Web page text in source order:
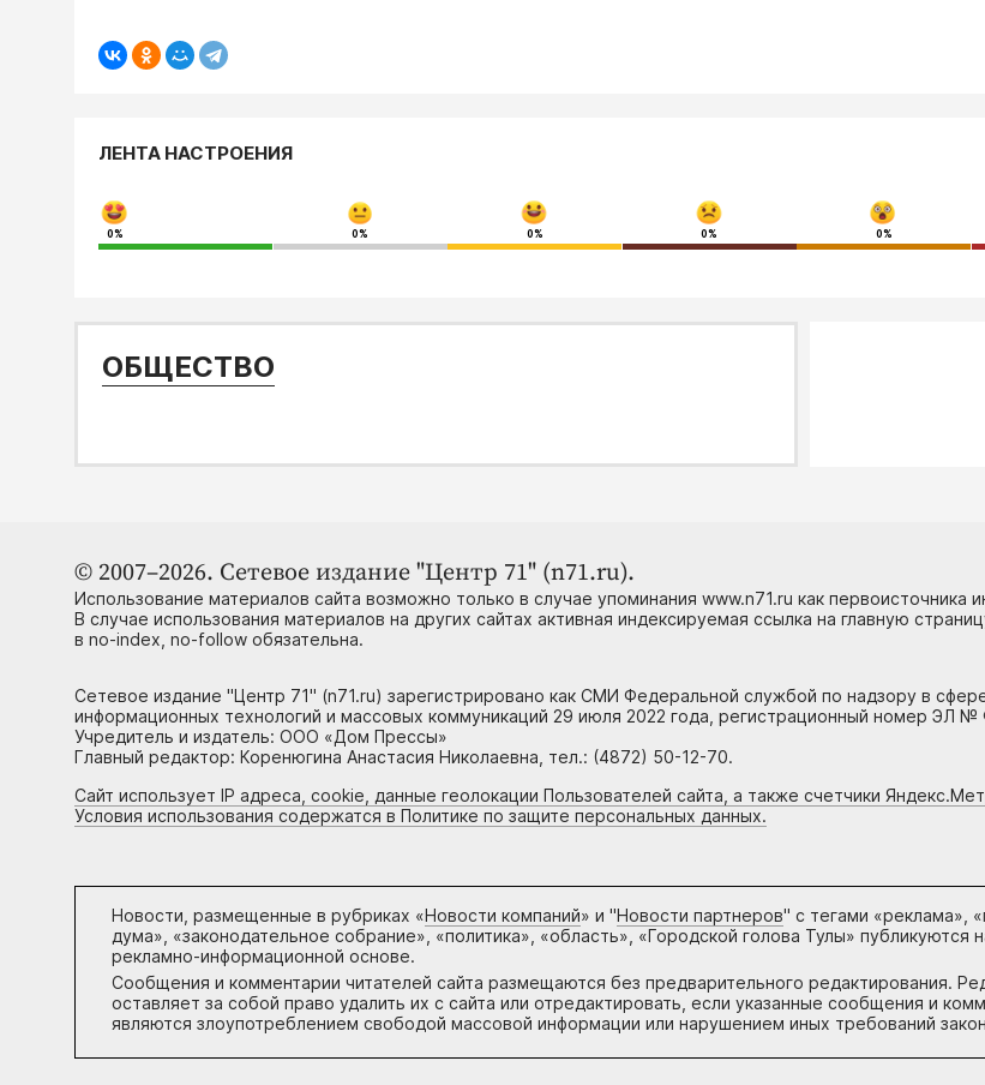
ЛЕНТА НАСТРОЕНИЯ
0% 0% 0% 0% 0%
ОБЩЕСТВО
© 2007–2026. Сетевое издание "Центр 71" (n71.ru).
Использование материалов сайта возможно только в случае упоминания www.n71.ru как первоисточника
В случае использования материалов на других сайтах активная индексируемая ссылка на главную
в no-index, no-follow обязательна.
Сетевое издание "Центр 71" (n71.ru) зарегистрировано как СМИ Федеральной службой по надзору в сфере
информационных технологий и массовых коммуникаций 29 июля 2022 года, регистрационный номер ЭЛ
Учредитель и издатель: ООО «Дом Прессы»
Главный редактор: Коренюгина Анастасия Николаевна, тел.: (4872) 50-12-70.
Сайт использует IP адреса, cookie, данные геолокации Пользователей сайта, а также счетчики
Условия использования содержатся в Политике по защите персональных данных.
Новости, размещенные в рубриках «Новости компаний» и "Новости партнеров" с тегами «реклама»,
дума», «законодательное собрание», «политика», «область», «Городской голова Тулы» публикуются
рекламно-информационной основе.
Сообщения и комментарии читателей сайта размещаются без предварительного редактирования.
оставляет за собой право удалить их с сайта или отредактировать, если указанные сообщения и
являются злоупотреблением свободой массовой информации или нарушением иных требований